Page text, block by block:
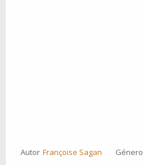
Autor Françoise Sagan Género